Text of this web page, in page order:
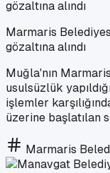
Marmaris
gözaltına alındı
Muğla'nın
usulsüzlük
işlemler
üzerine başlatılan
Marmaris